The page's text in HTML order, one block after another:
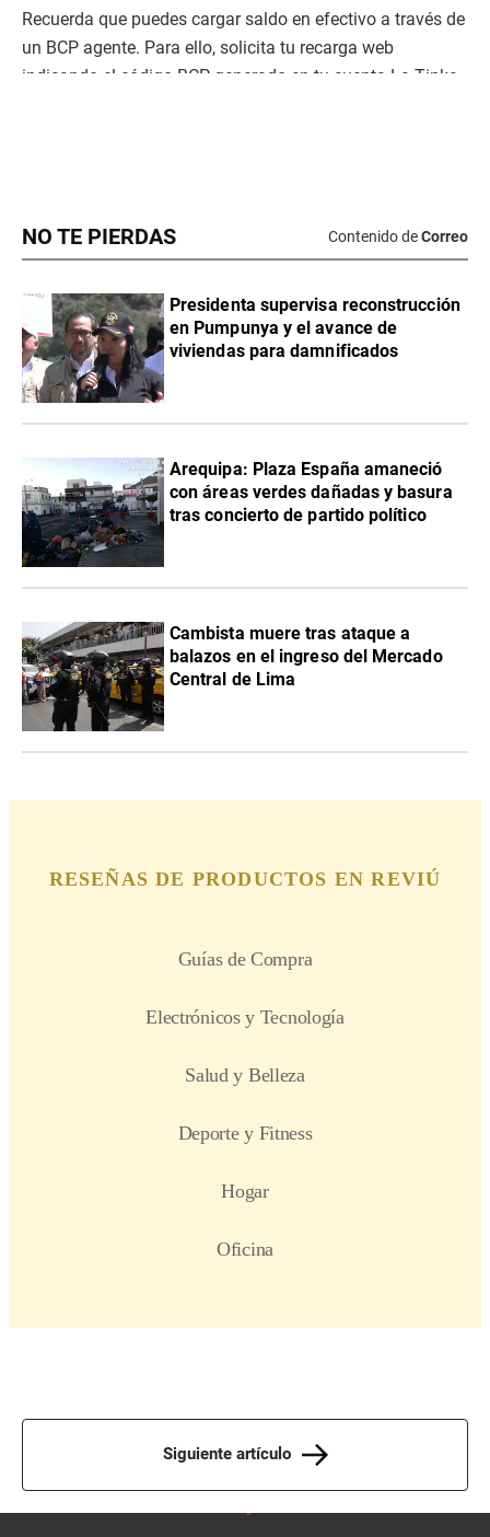
NO TE PIERDAS Contenido deCorreo
Presidenta supervisa reconstrucción
en Pumpunya y el avance de
viviendas para damnificados
Arequipa: Plaza España amaneció
con áreas verdes dañadas y basura
tras concierto de partido político
Cambista muere tras ataque a
balazos en el ingreso del Mercado
Central de Lima
Siguiente artículo